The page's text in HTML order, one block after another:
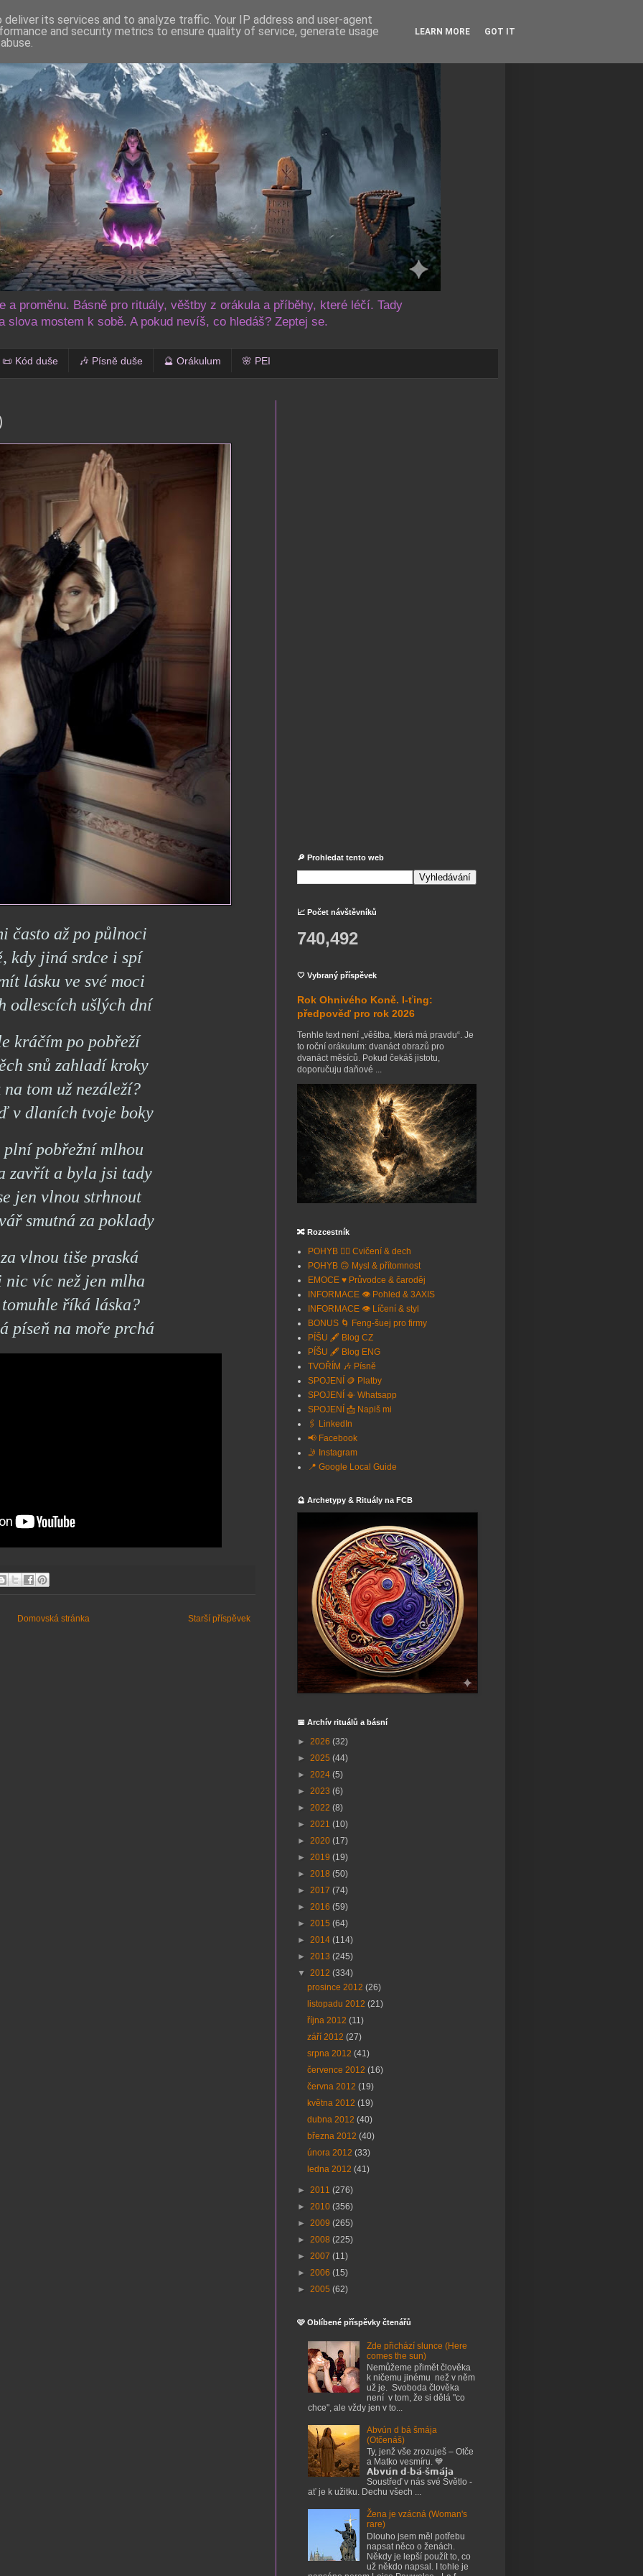
a proměnu. Básně pro rituály, věštby z orákula a příběhy, které léčí. Tady
slova mostem k sobě. A pokud nevíš, co hledáš? Zeptej se.
📜 Kód duše 🎶 Písně duše 🔮 Orákulum 🌸 PEI
často až po půlnoci
kdy jiná srdce i spí
lásku ve své moci
odlescích ušlých dní
kráčím po pobřeží
snů zahladí kroky
na tom už nezáleží?
v dlaních tvoje boky
plní pobřežní mlhou
zavřít a byla jsi tady
jen vlnou strhnout
smutná za poklady
vlnou tiše praská
nic víc než jen mlha
říká láska?
píseň na moře prchá
Starší příspěvek
Domovská stránka
🔎 Prohledat tento web
📈 Počet návštěvníků
740,492
🤍 Vybraný příspěvek
Rok Ohnivého Koně. I-ťing:
předpověď pro rok 2026
Tenhle text není „věštba, která má pravdu“. Je
to roční orákulum: dvanáct obrazů pro
dvanáct měsíců. Pokud čekáš jistotu,
doporučuju daňové ...
🔀 Rozcestník
POHYB 🧘‍♂️ Cvičení & dech
POHYB 🙃 Mysl & přítomnost
EMOCE ♥️ Průvodce & čaroděj
INFORMACE 👁️ Pohled & 3AXIS
INFORMACE 👁️ Líčení & styl
BONUS 🌀 Feng-šuej pro firmy
PÍŠU 🖋️ Blog CZ
PÍŠU 🖋️ Blog ENG
TVOŘÍM 🎶 Písně
SPOJENÍ 🪙 Platby
SPOJENÍ 📳 Whatsapp
SPOJENÍ 📩 Napiš mi
🖇️ LinkedIn
📢 Facebook
🤳 Instagram
📍 Google Local Guide
🔮 Archetypy & Rituály na FCB
📅 Archív rituálů a básní
► 2026 (32)
► 2025 (44)
► 2024 (5)
► 2023 (6)
► 2022 (8)
► 2021 (10)
► 2020 (17)
► 2019 (19)
► 2018 (50)
► 2017 (74)
► 2016 (59)
► 2015 (64)
► 2014 (114)
► 2013 (245)
▼ 2012 (334)
prosince 2012(26)
listopadu 2012(21)
října 2012(11)
září 2012(27)
srpna 2012(41)
července 2012(16)
června 2012(19)
května 2012(19)
dubna 2012(40)
března 2012(40)
února 2012(33)
ledna 2012(41)
► 2011 (276)
► 2010 (356)
► 2009 (265)
► 2008 (225)
► 2007 (11)
► 2006 (15)
► 2005 (62)
🩷 Oblíbené příspěvky čtenářů
Zde přichází slunce (Here
comes the sun)
Nemůžeme přimět člověka
k ničemu jinému než v něm
už je. Svoboda člověka
není v tom, že si dělá "co
chce", ale vždy jen v to...
Abvún d bá šmája
(Otčenáš)
Ty, jenž vše zrozuješ – Otče
a Matko vesmíru. 💙
𝗔𝗯𝘃𝘂́𝗻 𝗱-𝗯𝗮́-𝘀̌𝗺𝗮́𝗷𝗮
Soustřeď v nás své Světlo -
ať je k užitku. Dechu všech ...
Žena je vzácná (Woman's
rare)
Dlouho jsem měl potřebu
napsat něco o ženách.
Někdy je lepší použít to, co
už někdo napsal. I tohle je
its services and to analyze traffic. Your IP address and user-agent
and security metrics to ensure quality of service, generate usage
LEARN MORE GOT IT